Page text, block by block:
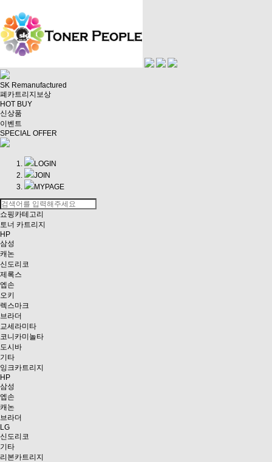
SK Remanufactured
폐카트리지보상
HOT BUY
신상품
이벤트
SPECIAL OFFER
LOGIN
JOIN
MYPAGE
쇼핑카테고리
토너 카트리지
HP
삼성
캐논
신도리코
제록스
엡손
오키
렉스마크
브라더
교세라미타
코니카미놀타
도시바
기타
잉크카트리지
HP
삼성
엡손
캐논
브라더
LG
신도리코
기타
리본카트리지